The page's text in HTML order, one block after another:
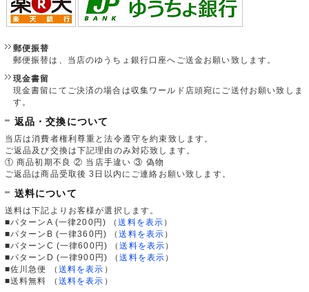
郵便振替
郵便振替は、当店のゆうちょ銀行口座へご送金お願い致します。
現金書留
現金書留にてご決済の場合は収集ワールド店頭宛にご送付お願い致しま
す。
返品・交換について
当店は消費者権利尊重と法令遵守を約束致します。
ご返品及び交換は下記理由のみ対応致します。
① 商品初期不良 ② 当店手違い ③ 偽物
ご返品は商品受取後 3日以内にご連絡お願い致します。
送料について
送料は下記よりお客様が選択します。
■パターンA (一律200円)
（送料を表示 ）
■パターンB (一律360円)
（送料を表示 ）
■パターンC (一律600円)
（送料を表示 ）
■パターンD (一律900円)
（送料を表示 ）
■佐川急便
（ 送料を表示 ）
■送料無料
（ 送料を表示 ）